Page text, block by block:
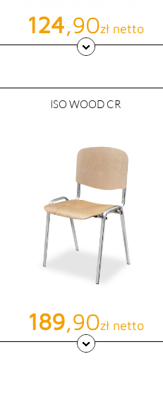
Cena
124,90zł netto
ISO WOOD CR
Cena
189,90zł netto